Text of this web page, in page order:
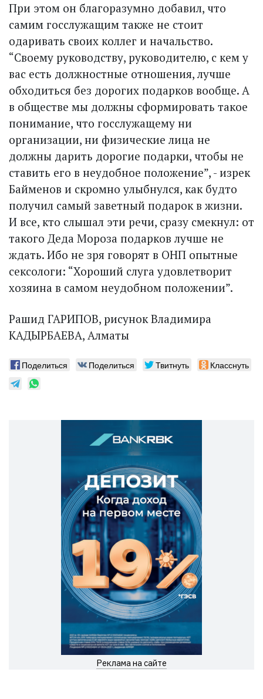
При этом он благоразумно добавил, что
самим госслужащим также не стоит
одаривать своих коллег и начальство.
“Своему руководству, руководителю, с кем у
вас есть должностные отношения, лучше
обходиться без дорогих подарков вообще. А
в обществе мы должны сформировать такое
понимание, что госслужащему ни
организации, ни физические лица не
должны дарить дорогие подарки, чтобы не
ставить его в неудобное положение”, - изрек
Байменов и скромно улыбнулся, как будто
получил самый заветный подарок в жизни.
И все, кто слышал эти речи, сразу смекнул: от
такого Деда Мороза подарков лучше не
ждать. Ибо не зря говорят в ОНП опытные
сексологи: “Хороший слуга удовлетворит
хозяина в самом неудобном положении”.
Рашид ГАРИПОВ, рисунок Владимира
КАДЫРБАЕВА, Алматы
Поделиться Поделиться Твитнуть Класснуть
Реклама на сайте